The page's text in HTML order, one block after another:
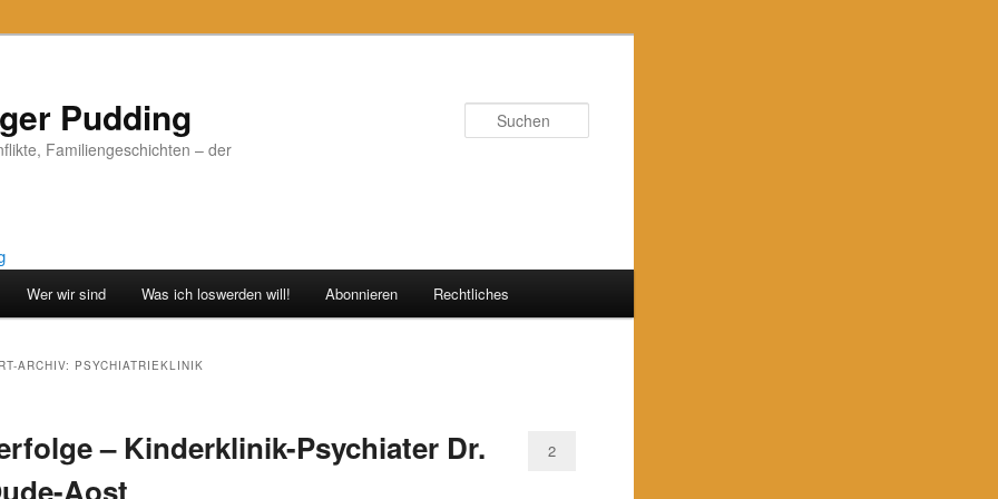
Pudding
Familiengeschichten – der
Wer wir sind Was ich loswerden will! Abonnieren Rechtliches
ARCHIV: PSYCHIATRIEKLINIK
– Kinderklinik-Psychiater Dr.
2